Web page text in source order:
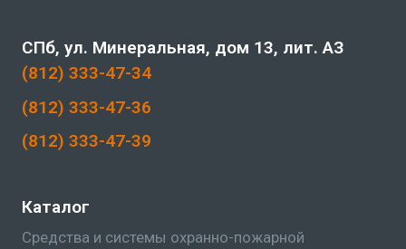
Каталог
Средства и системы охранно-пожарной
(812) 333-47-34
(812) 333-47-36
(812) 333-47-39
СПб, ул. Минеральная, дом 13, лит. АЗ